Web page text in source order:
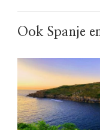
Ook Spanje